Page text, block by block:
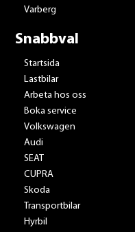
Varberg
Snabbval
Startsida
Lastbilar
Arbeta hos oss
Boka service
Volkswagen
Audi
SEAT
CUPRA
Skoda
Transportbilar
Hyrbil